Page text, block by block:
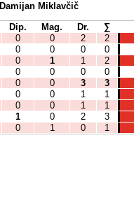
Damijan Miklavčič
Dip. Mag. Dr.
∑
0 0 2
2
0 0 0
0
0 1 1
2
0 0 0
0
0 0 3
3
0 0 1
1
0 0 1
1
1 0 2
3
0 1 0 1